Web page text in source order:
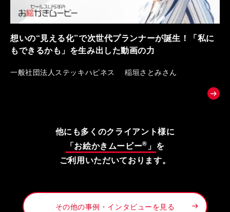
想いの“見える化”で次世代プランナーが誕生！「私に
もできるかも」を生み出した動画の力
一般社団法人ステッキハピネス 稲垣さとみさん
他にも多くのクライアント様に
「お絵かきムービー® 」 を
ご利用いただいております。
その他の事例・インタビューを見る